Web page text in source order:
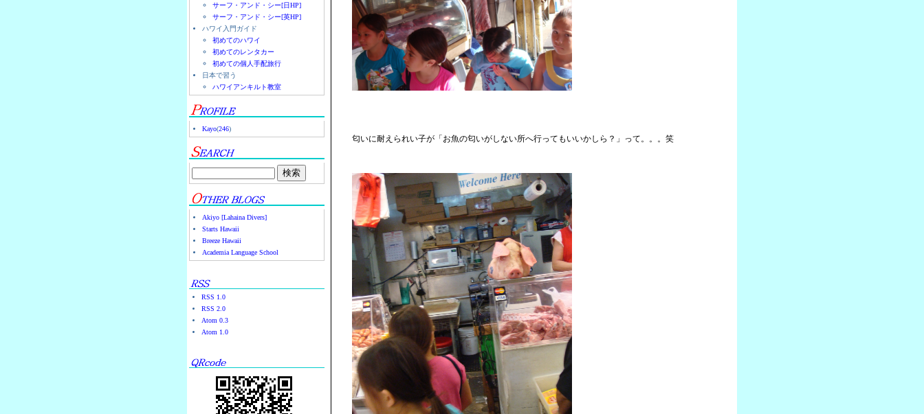
サーフ・アンド・シー[日HP]
サーフ・アンド・シー[英HP]
ハワイ入門ガイド
初めてのハワイ
初めてのレンタカー
初めての個人手配旅行
日本で習う
ハワイアンキルト教室
Kayo(246)
Akiyo [Lahaina Divers]
Starts Hawaii
Breeze Hawaii
Academia Language School
RSS 1.0
RSS 2.0
Atom 0.3
Atom 1.0
匂いに耐えられい子が「お魚の匂いがしない所へ行ってもいいかしら？」って。。。笑